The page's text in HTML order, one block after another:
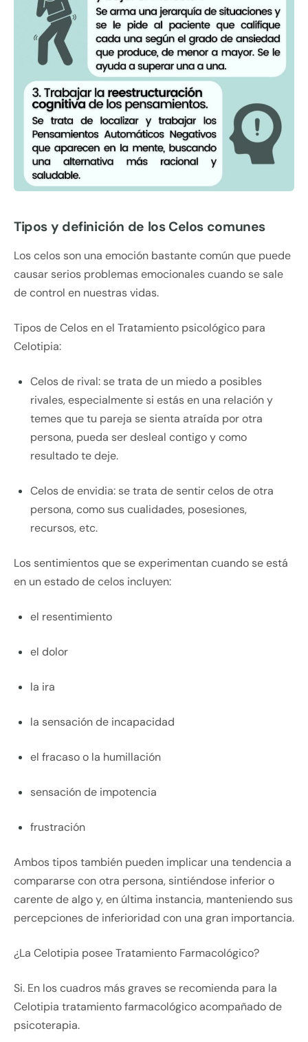
Tipos y definición de los Celos comunes
Los celos son una emoción bastante común que puede
causar serios problemas emocionales cuando se sale
de control en nuestras vidas.
Tipos de Celos en el Tratamiento psicológico para
Celotipia:
Celos de rival: se trata de un miedo a posibles
rivales, especialmente si estás en una relación y
temes que tu pareja se sienta atraída por otra
persona, pueda ser desleal contigo y como
resultado te deje.
Celos de envidia: se trata de sentir celos de otra
persona, como sus cualidades, posesiones,
recursos, etc.
Los sentimientos que se experimentan cuando se está
en un estado de celos incluyen:
el resentimiento
el dolor
la ira
la sensación de incapacidad
el fracaso o la humillación
sensación de impotencia
frustración
Ambos tipos también pueden implicar una tendencia a
compararse con otra persona, sintiéndose inferior o
carente de algo y, en última instancia, manteniendo sus
percepciones de inferioridad con una gran importancia.
¿La Celotipia posee Tratamiento Farmacológico?
Si. En los cuadros más graves se recomienda para la
Celotipia tratamiento farmacológico acompañado de
psicoterapia.